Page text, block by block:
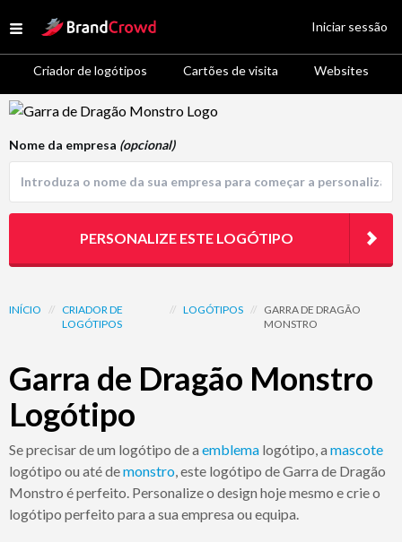
Open menu
Site Logo
Criador de logótipos Cartões de visita Websites
Iniciar sessão
Logo Template Preview
INÍCIO // CRIADOR DE
LOGÓTIPOS
// LOGÓTIPOS // GARRA DE DRAGÃO
MONSTRO
Garra de Dragão Monstro
Logótipo
Se precisar de um logótipo de a emblema logótipo, a mascote
logótipo ou até demonstro, este logótipo de Garra de Dragão
Monstro é perfeito. Personalize o design hoje mesmo e crie o
logótipo perfeito para a sua empresa ou equipa.
Nome da empresa (opcional)
PERSONALIZE ESTE LOGÓTIPO